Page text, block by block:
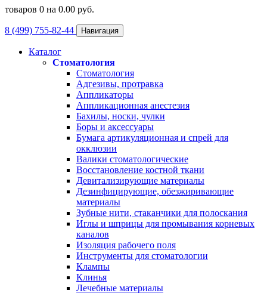
товаров 0 на 0.00 руб.
8 (499) 755-82-44 Навигация
Каталог
Стоматология
Стоматология
Адгезивы, протравка
Аппликаторы
Аппликационная анестезия
Бахилы, носки, чулки
Боры и аксессуары
Бумага артикуляционная и спрей для
окклюзии
Валики стоматологические
Восстановление костной ткани
Девитализирующие материалы
Дезинфицирующие, обезжиривающие
материалы
Зубные нити, стаканчики для полоскания
Иглы и шприцы для промывания корневых
каналов
Изоляция рабочего поля
Инструменты для стоматологии
Клампы
Клинья
Лечебные материалы